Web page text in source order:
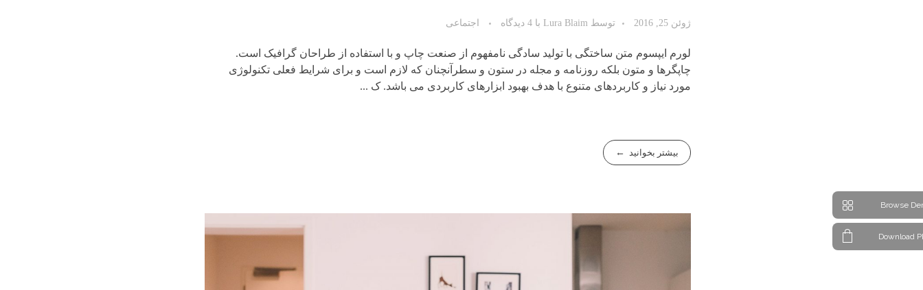
ژوئن 25, 2016 توسط Lura Blaim با 4 دیدگاه اجتماعی
لورم ایپسوم متن ساختگی با تولید سادگی نامفهوم از صنعت چاپ و با استفاده از طراحان گرافیک است.
چاپگرها و متون بلکه روزنامه و مجله در ستون و سطرآنچنان که لازم است و برای شرایط فعلی تکنولوژی
مورد نیاز و کاربردهای متنوع با هدف بهبود ابزارهای کاربردی می باشد. ک ...
بیشتر بخوانید
Browse
Download